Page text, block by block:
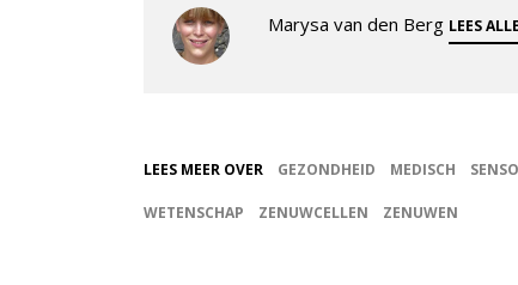
Marysa van den Berg LEES
LEES MEER OVER GEZONDHEID MEDISCH
WETENSCHAP ZENUWCELLEN ZENUWEN